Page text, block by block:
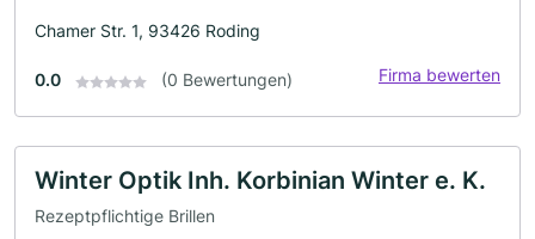
Chamer Str. 1, 93426 Roding
0.0 (0 Bewertungen) Firma bewerten
Winter Optik Inh. Korbinian Winter e. K.
Rezeptpflichtige Brillen